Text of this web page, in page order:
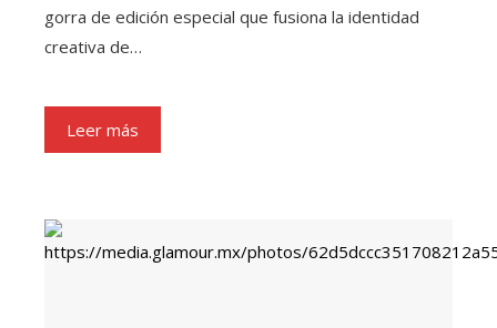
gorra de edición especial que fusiona la identidad
creativa de…
Leer más